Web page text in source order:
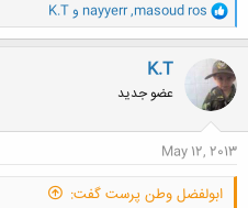
و
ا
ک
ن
ش
ه
ا
masoud ros
,
nayyerr وK.T
K.T
عضو جدید
May 12, 2013
ابولفضل وطن پرست گفت: